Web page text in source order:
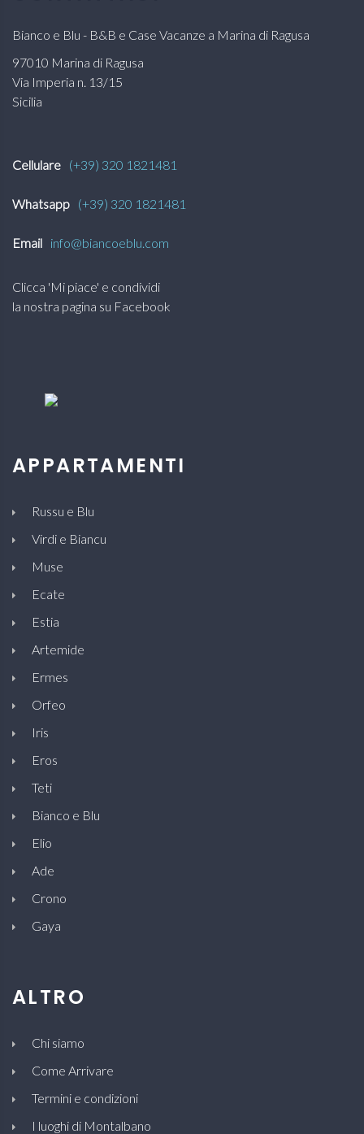
Bianco e Blu - B&B e Case Vacanze a Marina di Ragusa
97010 Marina di Ragusa
Via Imperia n. 13/15
Sicilia
Cellulare (+39) 320 1821481
Whatsapp (+39) 320 1821481
Email info@biancoeblu.com
Clicca 'Mi piace' e condividi
la nostra pagina su Facebook
APPARTAMENTI
Russu e Blu
Virdi e Biancu
Muse
Ecate
Estia
Artemide
Ermes
Orfeo
Iris
Eros
Teti
Bianco e Blu
Elio
Ade
Crono
Gaya
ALTRO
Chi siamo
Come Arrivare
Termini e condizioni
I luoghi di Montalbano